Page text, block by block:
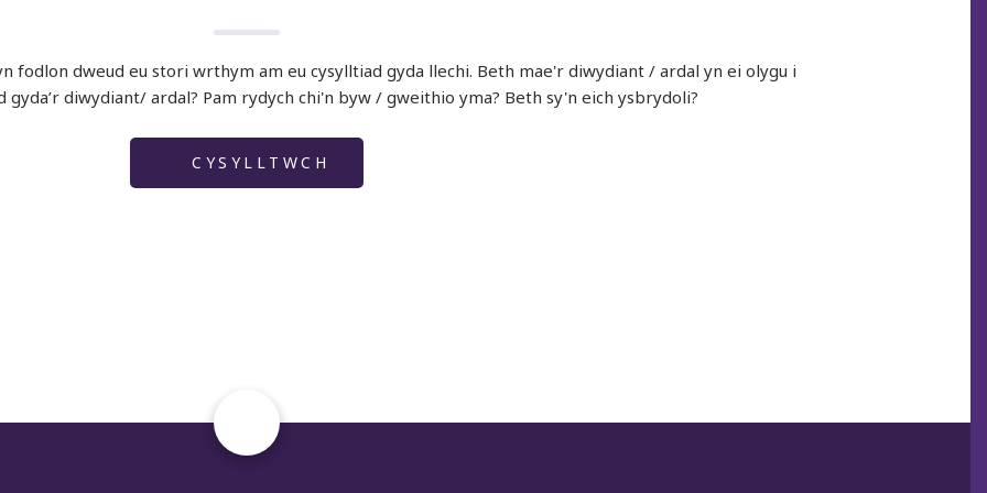
fodlon dweud eu stori wrthym am eu cysylltiad gyda llechi. Beth mae'r diwydiant / ardal yn ei olygu i
gyda’r diwydiant/ ardal? Pam rydych chi'n byw / gweithio yma? Beth sy'n eich ysbrydoli?
CYSYLLTWCH